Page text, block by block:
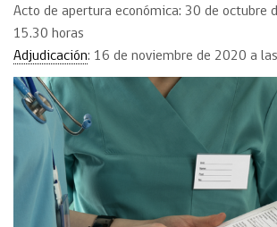
Acto de apertura económica: 30 de octubre
15.30 horas
Adjudicación: 16 de noviembre de 2020 a